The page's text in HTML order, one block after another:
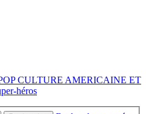
CULTURE AMERICAINE ET
héros